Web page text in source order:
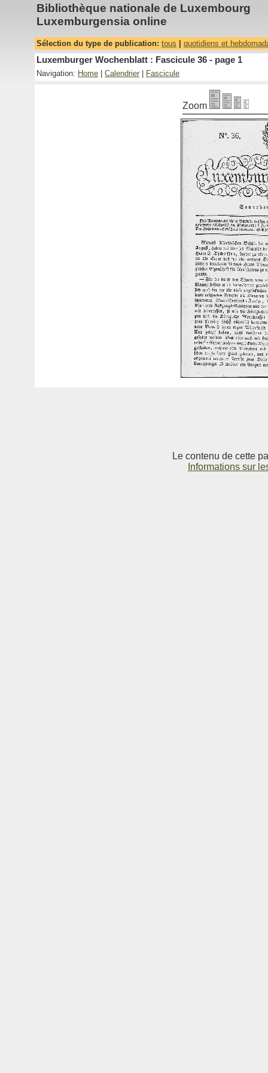
Bibliothèque nationale de Luxembourg
Luxemburgensia online
Sélection du type de publication: tous quotidiens et
Luxemburger Wochenblatt : Fascicule 36 - page 1
Navigation: Home Calendrier Fascicule
Zoom
Le contenu de cette
Informations sur